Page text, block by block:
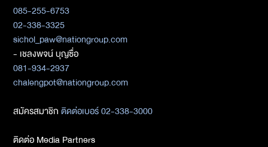
085-255-6753
02-338-3325
sichol_paw@nationgroup.com
- เชลงพจน์ บุญซื่อ
081-934-2937
chalengpot@nationgroup.com
สมัครสมาชิกติดต่อเบอร์ 02-338-3000
ติดต่อ Media Partners